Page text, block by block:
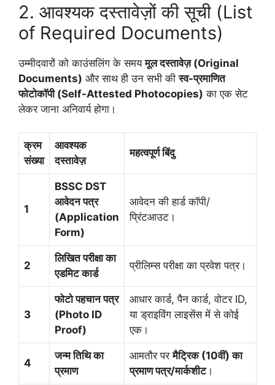
2. आवश्यक दस्तावेज़ों की सूची (List
of Required Documents)
उम्मीदवारों को काउंसलिंग के समयमूल दस्तावेज़ (Original
Documents) और साथ ही उन सभी कीस्व-प्रमाणित
फोटोकॉपी (Self-Attested Photocopies) का एक सेट
लेकर जाना अनिवार्य होगा।
क्रम
संख्या
आवश्यक
दस्तावेज़
महत्वपूर्ण बिंदु
1
BSSC DST
आवेदन पत्र
(Application
Form)
आवेदन की हार्ड कॉपी/
प्रिंटआउट।
2
लिखित परीक्षा का
एडमिट कार्ड
प्रीलिम्स परीक्षा का प्रवेश पत्र।
3
फोटो पहचान पत्र
(Photo ID
Proof)
आधार कार्ड, पैन कार्ड, वोटर ID,
या ड्राइविंग लाइसेंस में से कोई
एक।
4
जन्म तिथि का
प्रमाण
आमतौर परमैट्रिक (10वीं) का
प्रमाण पत्र/मार्कशीट।